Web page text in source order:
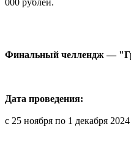
Финальный челлендж —
Дата проведения:
с 25 ноября по 1 декабря 2024